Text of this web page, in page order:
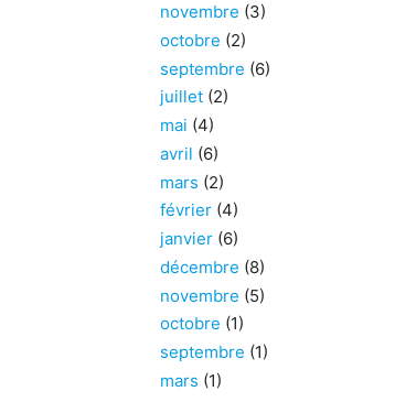
novembre (3)
octobre (2)
septembre (6)
juillet (2)
mai (4)
avril (6)
mars (2)
février (4)
janvier (6)
décembre (8)
novembre (5)
octobre (1)
septembre (1)
mars (1)